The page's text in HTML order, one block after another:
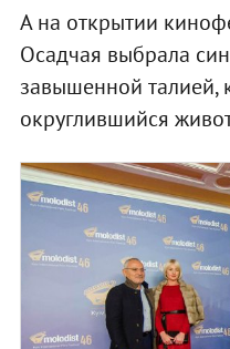
А на открытии
Осадчая выбрала
завышенной талией,
округлившийся